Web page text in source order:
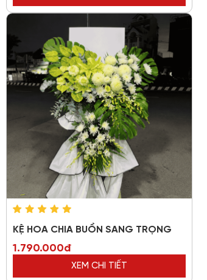
KỆ HOA CHIA BUỒN SANG TRỌNG
1.790.000đ
XEM CHI TIẾT